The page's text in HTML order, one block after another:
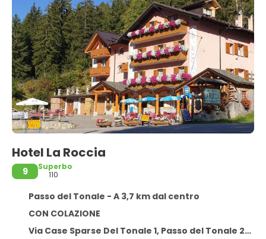
Hotel La Roccia
9
Superbo
110
Passo del Tonale - A 3,7 km dal centro
CON COLAZIONE
Via Case Sparse Del Tonale 1, Passo del Tonale 25056